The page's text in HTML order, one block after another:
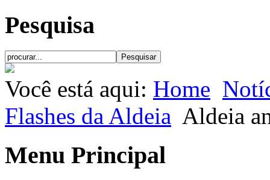
Pesquisa
Você está aqui: Home
Flashes da Aldeia Aldeia
Menu Principal